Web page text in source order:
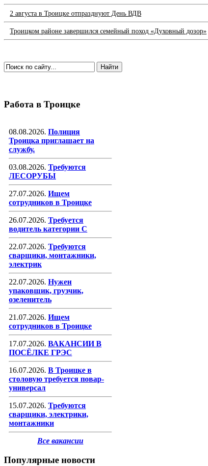
2 августа в Троицке отпразднуют День ВДВ
Троицком районе завершился семейный поход «Духовный дозор»
Работа в Троицке
08.08.2026. Полиция
Троицка приглашает на
службу.
03.08.2026. Требуются
ЛЕСОРУБЫ
27.07.2026. Ищем
сотрудников в Троицке
26.07.2026. Требуется
водитель категории С
22.07.2026. Требуются
сварщики, монтажники,
электрик
22.07.2026. Нужен
упаковщик, грузчик,
озеленитель
21.07.2026. Ищем
сотрудников в Троицке
17.07.2026. ВАКАНСИИ В
ПОСЁЛКЕ ГРЭС
16.07.2026. В Троицке в
столовую требуется повар-
универсал
15.07.2026. Требуются
сварщики, электрики,
монтажники
Все вакансии
Популярные новости